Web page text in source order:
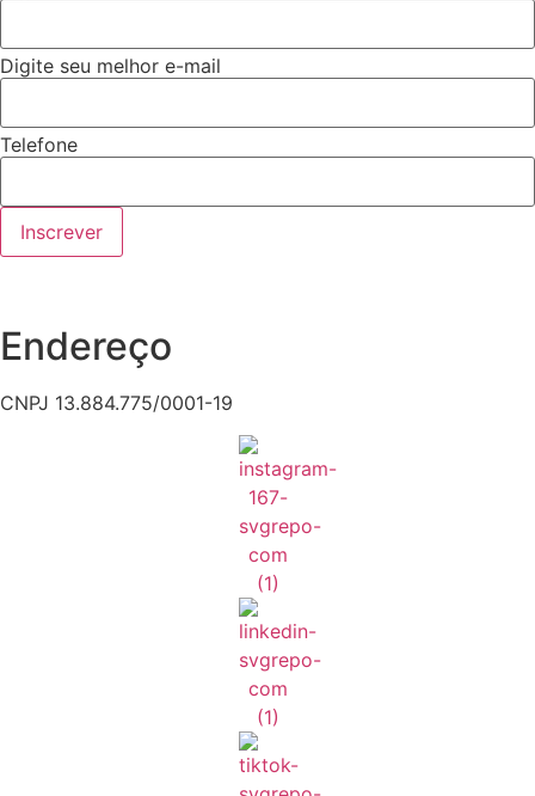
Digite seu melhor e-mail
Telefone
Inscrever
Endereço
CNPJ 13.884.775/0001-19